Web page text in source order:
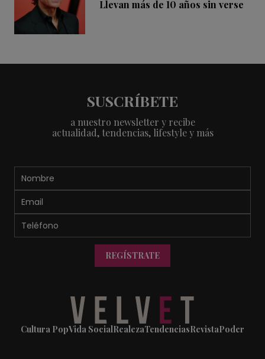
Llevan más de 10 años sin verse
SUSCRÍBETE
a nuestro newsletter y recibe
actualidad, tendencias, lifestyle y más
REGÍSTRATE
Cultura PopVida SocialRealezaTendenciasRevistaPoder